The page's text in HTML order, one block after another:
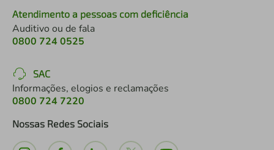
Atendimento a pessoas com deficiência
Auditivo ou de fala
0800 724 0525
SAC
Informações, elogios e reclamações
0800 724 7220
Nossas Redes Sociais